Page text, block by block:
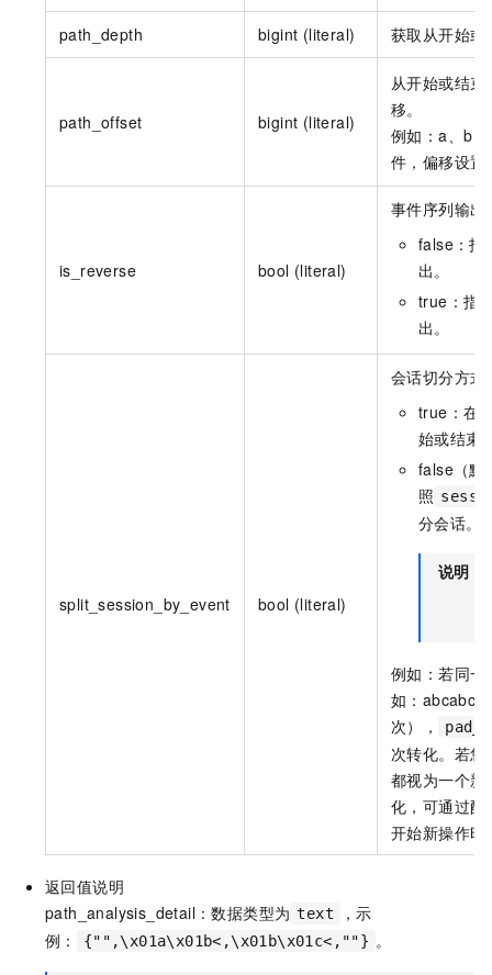
path_depth bigint (literal) 获取从开始或
path_offset bigint (literal)
从开始或结
移。
例如：a、b
件，偏移设置
is_reverse bool (literal)
事件序列输出
false：指
出。
true：指
出。
split_session_by_event bool (literal)
会话切分方式
true：在
始或结束
false（默
照
分会话。
说明
例如：若同一
如：
次），
次转化。若
都视为一个新
化，可通过配
开始新操作时
返回值说明
path_analysis_detail：数据类型为 text
，示
例：
{"",\x01a\x01b<,\x01b\x01c<,""} 。